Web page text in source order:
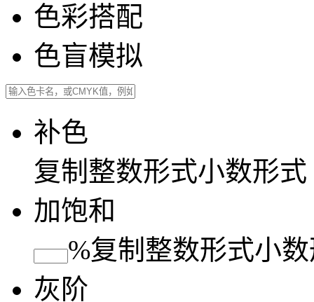
色彩搭配
色盲模拟
补色
复制 整数形式小数形式
加饱和
%复制 整数形式小
灰阶